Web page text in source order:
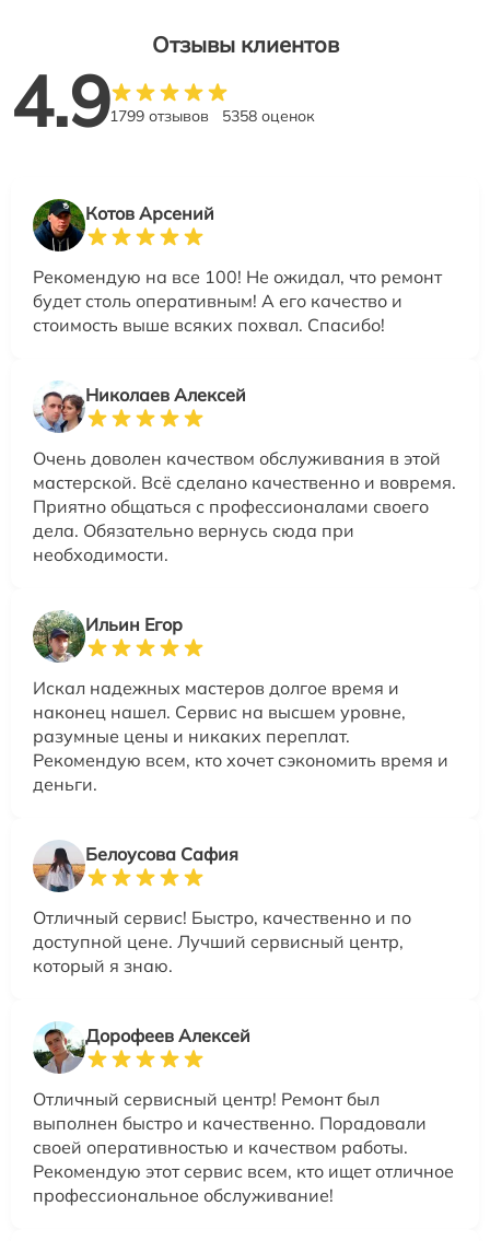
Отзывы клиентов
4.91799 отзывов 5358 оценок
Котов Арсений
Рекомендую на все 100! Не ожидал, что ремонт
будет столь оперативным! А его качество и
стоимость выше всяких похвал. Спасибо!
Николаев Алексей
Очень доволен качеством обслуживания в этой
мастерской. Всё сделано качественно и вовремя.
Приятно общаться с профессионалами своего
дела. Обязательно вернусь сюда при
необходимости.
Ильин Егор
Искал надежных мастеров долгое время и
наконец нашел. Сервис на высшем уровне,
разумные цены и никаких переплат.
Рекомендую всем, кто хочет сэкономить время и
деньги.
Белоусова Сафия
Отличный сервис! Быстро, качественно и по
доступной цене. Лучший сервисный центр,
который я знаю.
Дорофеев Алексей
Отличный сервисный центр! Ремонт был
выполнен быстро и качественно. Порадовали
своей оперативностью и качеством работы.
Рекомендую этот сервис всем, кто ищет отличное
профессиональное обслуживание!